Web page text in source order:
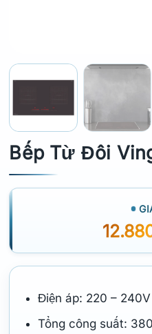
Bếp Từ Đôi
Điện áp: 220 –
Tổng công suất: